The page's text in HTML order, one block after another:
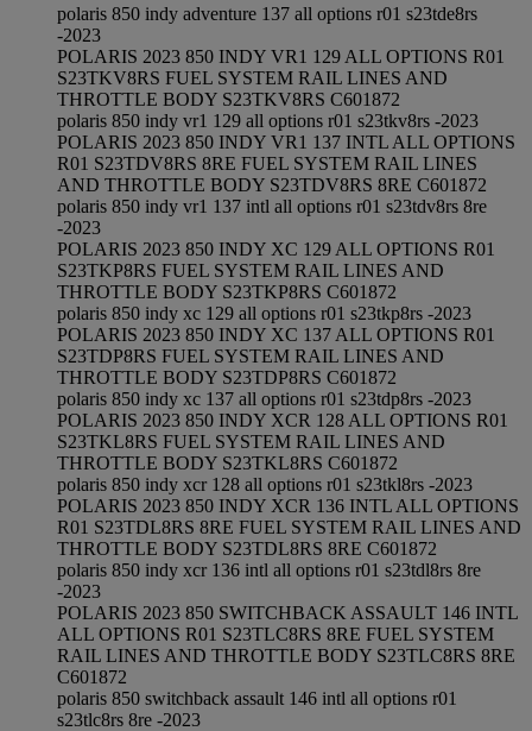
polaris 850 indy adventure 137 all options r01 s23tde8rs
-2023
POLARIS 2023 850 INDY VR1 129 ALL OPTIONS R01
S23TKV8RS FUEL SYSTEM RAIL LINES AND
THROTTLE BODY S23TKV8RS C601872
polaris 850 indy vr1 129 all options r01 s23tkv8rs -2023
POLARIS 2023 850 INDY VR1 137 INTL ALL OPTIONS
R01 S23TDV8RS 8RE FUEL SYSTEM RAIL LINES
AND THROTTLE BODY S23TDV8RS 8RE C601872
polaris 850 indy vr1 137 intl all options r01 s23tdv8rs 8re
-2023
POLARIS 2023 850 INDY XC 129 ALL OPTIONS R01
S23TKP8RS FUEL SYSTEM RAIL LINES AND
THROTTLE BODY S23TKP8RS C601872
polaris 850 indy xc 129 all options r01 s23tkp8rs -2023
POLARIS 2023 850 INDY XC 137 ALL OPTIONS R01
S23TDP8RS FUEL SYSTEM RAIL LINES AND
THROTTLE BODY S23TDP8RS C601872
polaris 850 indy xc 137 all options r01 s23tdp8rs -2023
POLARIS 2023 850 INDY XCR 128 ALL OPTIONS R01
S23TKL8RS FUEL SYSTEM RAIL LINES AND
THROTTLE BODY S23TKL8RS C601872
polaris 850 indy xcr 128 all options r01 s23tkl8rs -2023
POLARIS 2023 850 INDY XCR 136 INTL ALL OPTIONS
R01 S23TDL8RS 8RE FUEL SYSTEM RAIL LINES AND
THROTTLE BODY S23TDL8RS 8RE C601872
polaris 850 indy xcr 136 intl all options r01 s23tdl8rs 8re
-2023
POLARIS 2023 850 SWITCHBACK ASSAULT 146 INTL
ALL OPTIONS R01 S23TLC8RS 8RE FUEL SYSTEM
RAIL LINES AND THROTTLE BODY S23TLC8RS 8RE
C601872
polaris 850 switchback assault 146 intl all options r01
s23tlc8rs 8re -2023